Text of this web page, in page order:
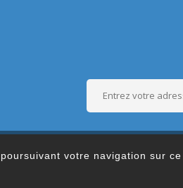
votre navigation sur